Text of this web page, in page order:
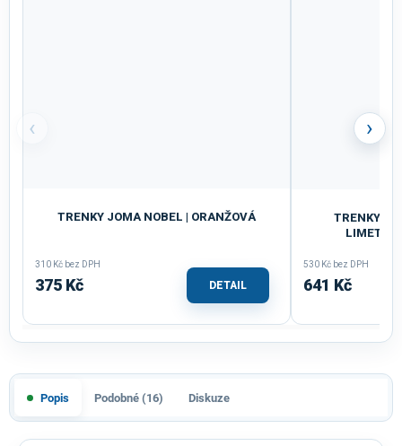
‹
TRENKY JOMA NOBEL | ORANŽOVÁ
310 Kč bez DPH
375 Kč DETAIL
TRENKY
530 Kč bez DPH
641 Kč
›
Popis Podobné (16) Diskuze